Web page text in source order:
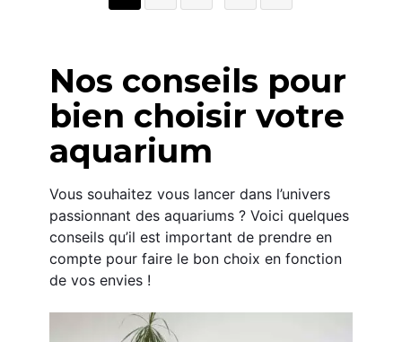
Nos conseils pour
bien choisir votre
aquarium
Vous souhaitez vous lancer dans l’univers
passionnant des aquariums ? Voici quelques
conseils qu’il est important de prendre en
compte pour faire le bon choix en fonction
de vos envies !